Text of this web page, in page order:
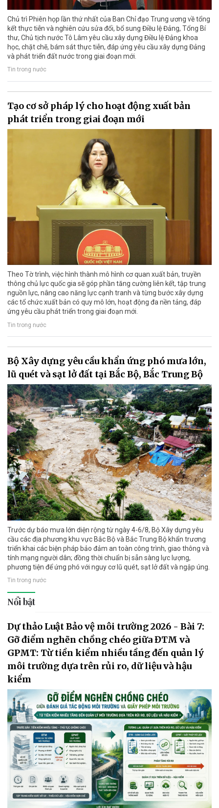
Chủ trì Phiên họp lần thứ nhất của Ban Chỉ đạo Trung ương về tổng
kết thực tiễn và nghiên cứu sửa đổi, bổ sung Điều lệ Đảng, Tổng Bí
thư, Chủ tịch nước Tô Lâm yêu cầu xây dựng Điều lệ Đảng khoa
học, chặt chẽ, bám sát thực tiễn, đáp ứng yêu cầu xây dựng Đảng
và phát triển đất nước trong giai đoạn mới.
Tin trong nước
Tạo cơ sở pháp lý cho hoạt động xuất bản
phát triển trong giai đoạn mới
Theo Tờ trình, việc hình thành mô hình cơ quan xuất bản, truyền
thông chủ lực quốc gia sẽ góp phần tăng cường liên kết, tập trung
nguồn lực, nâng cao năng lực cạnh tranh và từng bước xây dựng
các tổ chức xuất bản có quy mô lớn, hoạt động đa nền tảng, đáp
ứng yêu cầu phát triển trong giai đoạn mới.
Tin trong nước
Bộ Xây dựng yêu cầu khẩn ứng phó mưa lớn,
lũ quét và sạt lở đất tại Bắc Bộ, Bắc Trung Bộ
Trước dự báo mưa lớn diện rộng từ ngày 4-6/8, Bộ Xây dựng yêu
cầu các địa phương khu vực Bắc Bộ và Bắc Trung Bộ khẩn trương
triển khai các biện pháp bảo đảm an toàn công trình, giao thông và
tính mạng người dân; đồng thời chuẩn bị sẵn sàng lực lượng,
phương tiện để ứng phó với nguy cơ lũ quét, sạt lở đất và ngập úng.
Tin trong nước
Nổi bật
Dự thảo Luật Bảo vệ môi trường 2026 - Bài 7:
Gỡ điểm nghẽn chồng chéo giữa ĐTM và
GPMT: Từ tiền kiểm nhiều tầng đến quản lý
môi trường dựa trên rủi ro, dữ liệu và hậu
kiểm